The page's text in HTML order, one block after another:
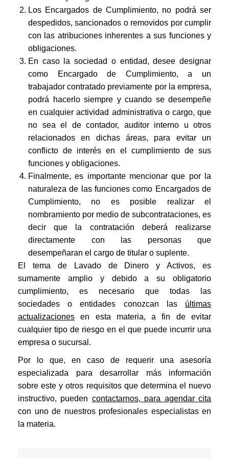
Los Encargados de Cumplimiento, no podrá ser
despedidos, sancionados o removidos por cumplir
con las atribuciones inherentes a sus funciones y
obligaciones.
En caso la sociedad o entidad, desee designar
como Encargado de Cumplimiento, a un
trabajador contratado previamente por la empresa,
podrá hacerlo siempre y cuando se desempeñe
en cualquier actividad administrativa o cargo, que
no sea el de contador, auditor interno u otros
relacionados en dichas áreas, para evitar un
conflicto de interés en el cumplimiento de sus
funciones y obligaciones.
Finalmente, es importante mencionar que por la
naturaleza de las funciones como Encargados de
Cumplimiento, no es posible realizar el
nombramiento por medio de subcontrataciones, es
decir que la contratación deberá realizarse
directamente con las personas que
desempeñaran el cargo de titular o suplente.
El tema de Lavado de Dinero y Activos, es
sumamente amplio y debido a su obligatorio
cumplimiento, es necesario que todas las
sociedades o entidades conozcan las últimas
actualizaciones en esta materia, a fin de evitar
cualquier tipo de riesgo en el que puede incurrir una
empresa o sucursal.
Por lo que, en caso de requerir una asesoría
especializada para desarrollar más información
sobre este y otros requisitos que determina el nuevo
instructivo, pueden contactarnos, para agendar cita
con uno de nuestros profesionales especialistas en
la materia.